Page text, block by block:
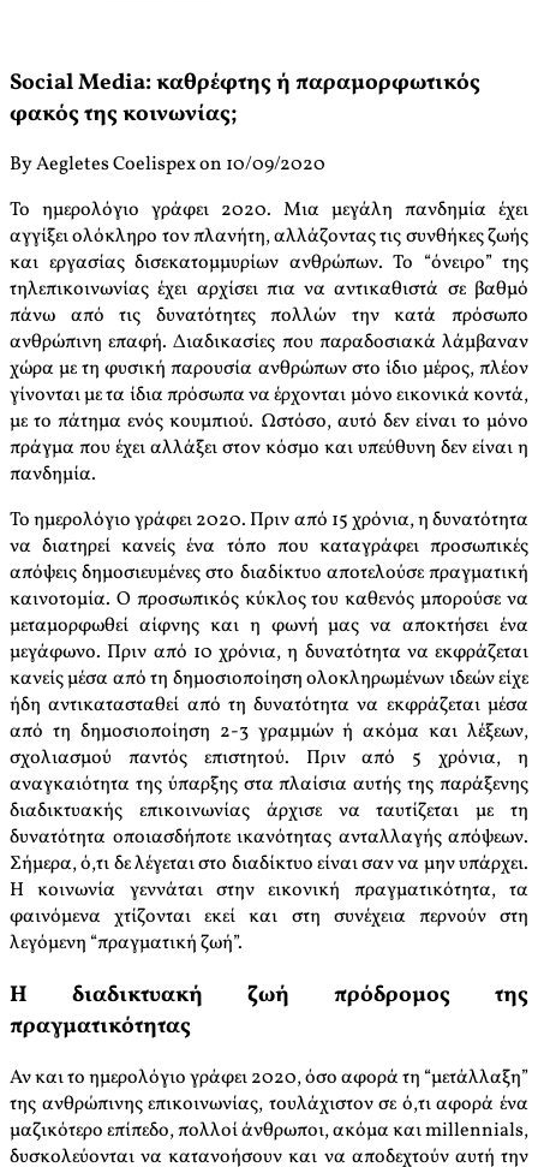
Social Media: καθρέφτης ή παραμορφωτικός
φακός της κοινωνίας;
By Aegletes Coelispex on 10/09/2020
Το ημερολόγιο γράφει 2020. Μια μεγάλη πανδημία έχει
αγγίξει ολόκληρο τον πλανήτη, αλλάζοντας τις συνθήκες ζωής
και εργασίας δισεκατομμυρίων ανθρώπων. Το “όνειρο” της
τηλεπικοινωνίας έχει αρχίσει πια να αντικαθιστά σε βαθμό
πάνω από τις δυνατότητες πολλών την κατά πρόσωπο
ανθρώπινη επαφή. Διαδικασίες που παραδοσιακά λάμβαναν
χώρα με τη φυσική παρουσία ανθρώπων στο ίδιο μέρος, πλέον
γίνονται με τα ίδια πρόσωπα να έρχονται μόνο εικονικά κοντά,
με το πάτημα ενός κουμπιού. Ωστόσο, αυτό δεν είναι το μόνο
πράγμα που έχει αλλάξει στον κόσμο και υπεύθυνη δεν είναι η
πανδημία.
Το ημερολόγιο γράφει 2020. Πριν από 15 χρόνια, η δυνατότητα
να διατηρεί κανείς ένα τόπο που καταγράφει προσωπικές
απόψεις δημοσιευμένες στο διαδίκτυο αποτελούσε πραγματική
καινοτομία. Ο προσωπικός κύκλος του καθενός μπορούσε να
μεταμορφωθεί αίφνης και η φωνή μας να αποκτήσει ένα
μεγάφωνο. Πριν από 10 χρόνια, η δυνατότητα να εκφράζεται
κανείς μέσα από τη δημοσιοποίηση ολοκληρωμένων ιδεών είχε
ήδη αντικατασταθεί από τη δυνατότητα να εκφράζεται μέσα
από τη δημοσιοποίηση 2-3 γραμμών ή ακόμα και λέξεων,
σχολιασμού παντός επιστητού. Πριν από 5 χρόνια, η
αναγκαιότητα της ύπαρξης στα πλαίσια αυτής της παράξενης
διαδικτυακής επικοινωνίας άρχισε να ταυτίζεται με τη
δυνατότητα οποιασδήποτε ικανότητας ανταλλαγής απόψεων.
Σήμερα, ό,τι δε λέγεται στο διαδίκτυο είναι σαν να μην υπάρχει.
Η κοινωνία γεννάται στην εικονική πραγματικότητα, τα
φαινόμενα χτίζονται εκεί και στη συνέχεια περνούν στη
λεγόμενη “πραγματική ζωή”.
Η διαδικτυακή ζωή πρόδρομος της
πραγματικότητας
Αν και το ημερολόγιο γράφει 2020, όσο αφορά τη “μετάλλαξη”
της ανθρώπινης επικοινωνίας, τουλάχιστον σε ό,τι αφορά ένα
μαζικότερο επίπεδο, πολλοί άνθρωποι, ακόμα και millennials,
δυσκολεύονται να κατανοήσουν και να αποδεχτούν αυτή την